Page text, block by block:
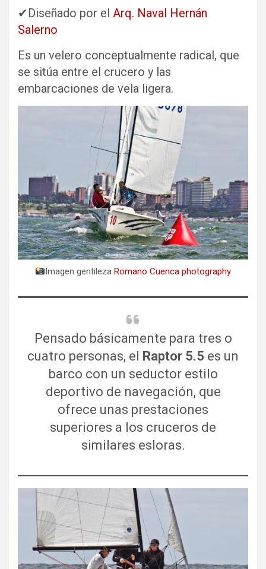
✔Diseñado por el Arq. Naval Hernán
Salerno
Es un velero conceptualmente radical, que
se sitúa entre el crucero y las
embarcaciones de vela ligera.
Imagen gentilezaRomano Cuenca photography
Pensado básicamente para tres o
cuatro personas, el
Raptor 5.5 es un
barco con un seductor estilo
deportivo de navegación, que
ofrece unas prestaciones
superiores a los cruceros de
similares esloras.